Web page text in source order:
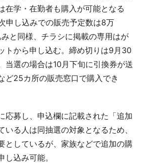
在学・在勤者も購入が可能となる
申し込みでの販売予定数は8万
と同様、チラシに掲載の専用はが
トから申し込む。締め切りは9月30
当選の場合は10月下旬に引換券が送
ど25カ所の販売窓口で購入でき
応募し、申込欄に記載された「追加
いる人は同抽選の対象となるため、
としているが、家族などで追加の購
し込み可能。